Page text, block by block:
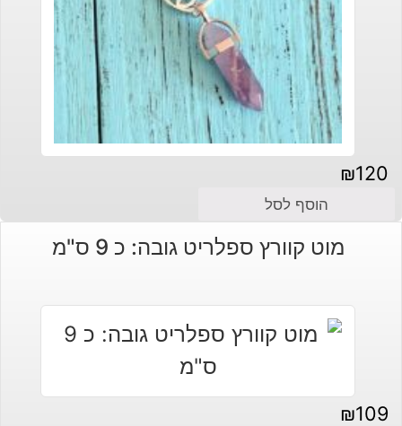
₪120
הוסף לסל
מוט קוורץ ספלריט גובה: כ 9 ס"מ
₪109